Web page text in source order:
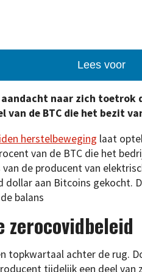
Lees voor
naar zich toetrok
van de BTC die het bezit
herstelbeweging laat
van de BTC die het
de producent van
dollar aan Bitcoins gekocht.
balans
zerocovidbeleid
topkwartaal achter de rug.
tijdelijk een deel